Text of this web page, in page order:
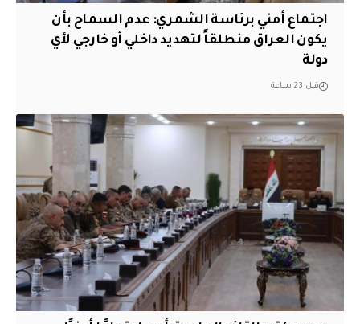
اجتماع أمني برئاسة الشمري: عدم السماح بأن
يكون العراق منطلقاً لتهديد داخلي أو خارجي لأي
دولة
قبل 23 ساعة